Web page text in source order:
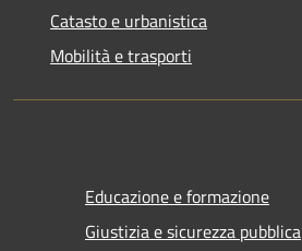
Catasto e urbanistica
Mobilità e trasporti
Educazione e formazione
Giustizia e sicurezza pubblica